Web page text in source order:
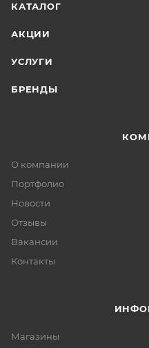
КАТАЛОГ
АКЦИИ
УСЛУГИ
БРЕНДЫ
О компании
Портфолио
Новости
Отзывы
Вакансии
Контакты
Магазины